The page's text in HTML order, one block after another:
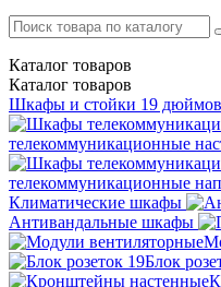
Каталог товаров
Каталог товаров
Шкафы и стойки 19
телекоммуникационные
телекоммуникационные
Климатические шкафы
Антивандальные шкафы
Блок